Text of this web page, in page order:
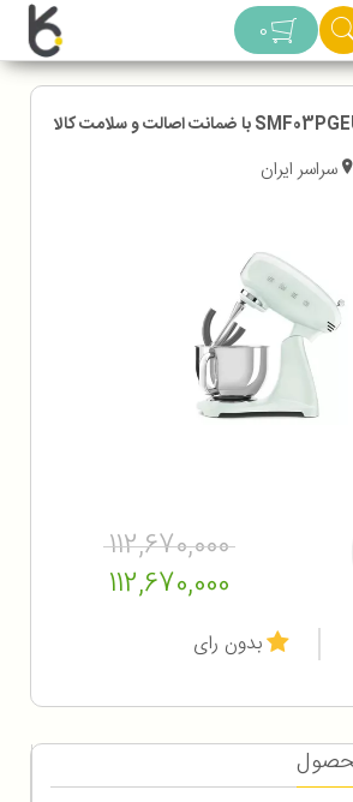
0
سراسر ایران
112,670,000
112,670,000
بدون رای